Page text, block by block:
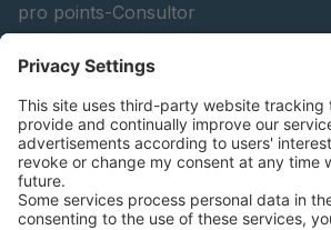
pro points-Consultor
Lifting Beam Configurator
Encontra produtos florestais
Catálogos
INFORMAÇÃO LEGAL